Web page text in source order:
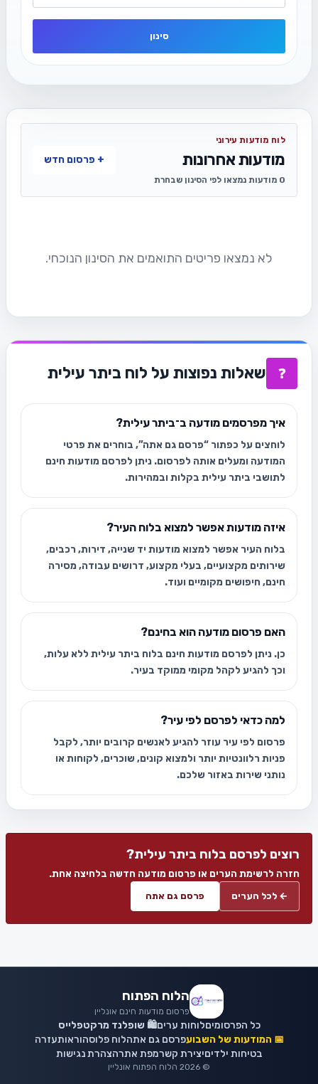
סינון
לוח מודעות עירוני
מודעות אחרונות
0 מודעות נמצאו לפי הסינון שבחרת
+ פרסום חדש
לא נמצאו פריטים התואמים את הסינון הנוכחי.
❓ שאלות נפוצות על לוח ביתר עילית
איך מפרסמים מודעה ב־ביתר עילית?
לוחצים על כפתור “פרסם גם אתה”, בוחרים את פרטי
המודעה ומעלים אותה לפרסום. ניתן לפרסם מודעות חינם
לתושבי ביתר עילית בקלות ובמהירות.
איזה מודעות אפשר למצוא בלוח העיר?
בלוח העיר אפשר למצוא מודעות יד שנייה, דירות, רכבים,
שירותים מקצועיים, בעלי מקצוע, דרושים עבודה, מסירה
חינם, חיפושים מקומיים ועוד.
האם פרסום מודעה הוא בחינם?
כן. ניתן לפרסם מודעות חינם בלוח ביתר עילית ללא עלות,
וכך להגיע לקהל מקומי ממוקד בעיר.
למה כדאי לפרסם לפי עיר?
פרסום לפי עיר עוזר להגיע לאנשים קרובים יותר, לקבל
פניות רלוונטיות יותר ולמצוא קונים, שוכרים, לקוחות או
נותני שירות באזור שלכם.
רוצים לפרסם בלוח ביתר עילית?
חזרה לרשימת הערים או פרסום מודעה חדשה בלחיצה אחת.
← לכל הערים פרסם גם אתה
הלוח הפתוח
פרסום מודעות חינם אונליין
כל הפרסומיםלוחות ערים🛍️ שופלנד מרקטפלייס
📅 המודעות של השבועפרסם גם אתהלוח פלוסהוראותעזרה
בטיחות ילדיםיצירת קשרמפת אתרהצהרת נגישות
© 2026 הלוח הפתוח אונליין